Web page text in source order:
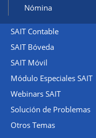
Nómina
SAIT Contable
SAIT Bóveda
SAIT Móvil
Módulo Especiales SAIT
Webinars SAIT
Solución de Problemas
Otros Temas